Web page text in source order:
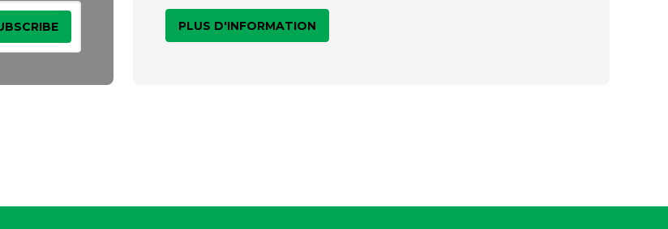
PLUS D'INFORMATION